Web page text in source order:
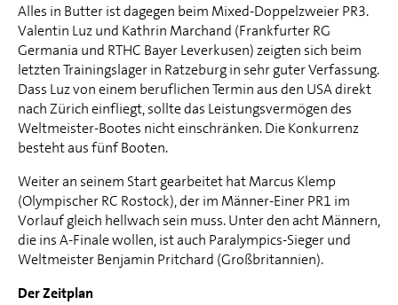
Alles in Butter ist dagegen beim Mixed-Doppelzweier PR3.
Valentin Luz und Kathrin Marchand (Frankfurter RG
Germania und RTHC Bayer Leverkusen) zeigten sich beim
letzten Trainingslager in Ratzeburg in sehr guter Verfassung.
Dass Luz von einem beruflichen Termin aus den USA direkt
nach Zürich einfliegt, sollte das Leistungsvermögen des
Weltmeister-Bootes nicht einschränken. Die Konkurrenz
besteht aus fünf Booten.
Weiter an seinem Start gearbeitet hat Marcus Klemp
(Olympischer RC Rostock), der im Männer-Einer PR1 im
Vorlauf gleich hellwach sein muss. Unter den acht Männern,
die ins A-Finale wollen, ist auch Paralympics-Sieger und
Weltmeister Benjamin Pritchard (Großbritannien).
Der Zeitplan